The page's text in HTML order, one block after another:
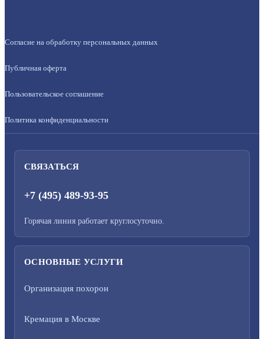
Согласие на обработку персональных данных
Публичная оферта
Пользовательское соглашение
Политика конфиденциальности
СВЯЗАТЬСЯ
+7 (495) 489-93-95
Горячая линия работает круглосуточно.
ОСНОВНЫЕ УСЛУГИ
Организация похорон
Кремация в Москве